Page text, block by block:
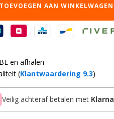
TOEVOEGEN AAN WINKELWAGEN
en afhalen
(Klantwaardering 9.3)
Veilig achteraf betalen met Klarna